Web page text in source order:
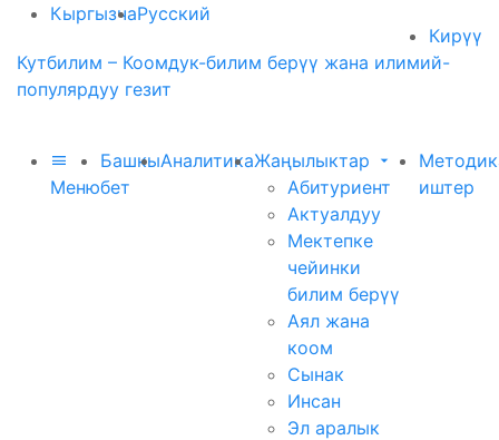
КыргызчаРусский
Кирүү
Кутбилим – Коомдук-билим берүү жана илимий-
популярдуу гезит
Меню
Башкы
бет
АналитикаЖаңылыктар
Абитуриент
Актуалдуу
Мектепке
чейинки
билим берүү
Аял жана
коом
Сынак
Инсан
Эл аралык
иштер